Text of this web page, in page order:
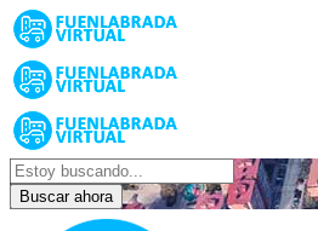
Buscar ahora